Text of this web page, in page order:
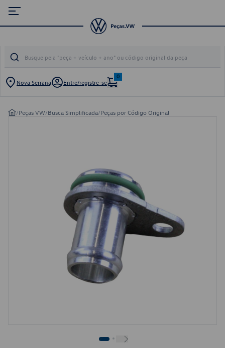
Nova Serrana Entre/registre-se
0
/Peças VW/Busca Simplificada/Peças por Código Original